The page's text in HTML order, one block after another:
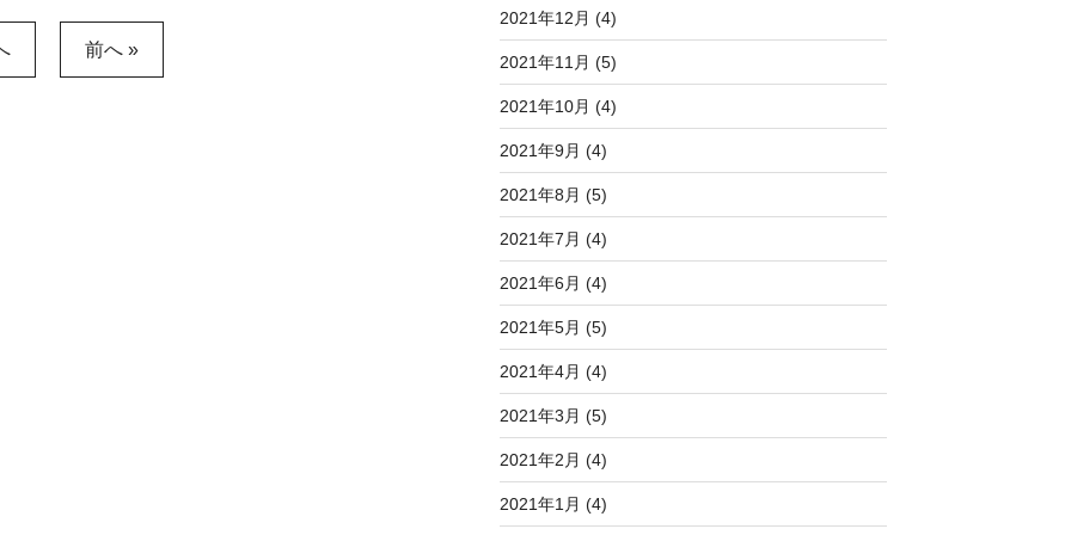
前へ »
2021年12月 (4)
2021年11月 (5)
2021年10月 (4)
2021年9月 (4)
2021年8月 (5)
2021年7月 (4)
2021年6月 (4)
2021年5月 (5)
2021年4月 (4)
2021年3月 (5)
2021年2月 (4)
2021年1月 (4)